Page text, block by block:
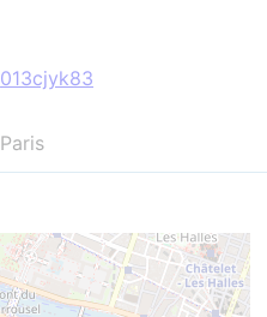
013cjyk83
Paris